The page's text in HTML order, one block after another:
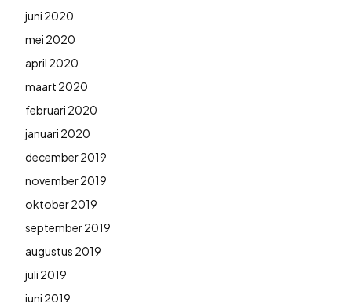
juni 2020
mei 2020
april 2020
maart 2020
februari 2020
januari 2020
december 2019
november 2019
oktober 2019
september 2019
augustus 2019
juli 2019
juni 2019